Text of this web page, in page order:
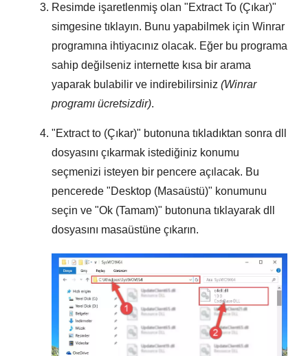
Resimde işaretlenmiş olan "Extract To (Çıkar)"
simgesine tıklayın. Bunu yapabilmek için Winrar
programına ihtiyacınız olacak. Eğer bu programa
sahip değilseniz internette kısa bir arama
yaparak bulabilir ve indirebilirsiniz (Winrar
programı ücretsizdir).
"Extract to (Çıkar)" butonuna tıkladıktan sonra dll
dosyasını çıkarmak istediğiniz konumu
seçmenizi isteyen bir pencere açılacak. Bu
pencerede "Desktop (Masaüstü)" konumunu
seçin ve "Ok (Tamam)" butonuna tıklayarak dll
dosyasını masaüstüne çıkarın.